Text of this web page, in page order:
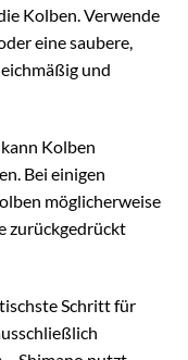
Kolben. Verwende
eine saubere,
und
Kolben
Bei einigen
möglicherweise
zurückgedrückt
Schritt für